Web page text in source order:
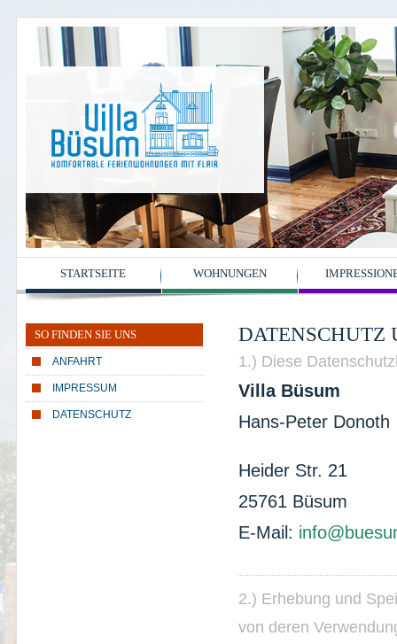
STARTSEITE WOHNUNGEN
SO FINDEN SIE UNS
ANFAHRT
IMPRESSUM
DATENSCHUTZ
DATENSCHUTZ
1.) Diese
Villa Büsum
Hans-Peter Donoth
Heider Str. 21
25761 Büsum
E-Mail:
2.) Erhebung und
von deren